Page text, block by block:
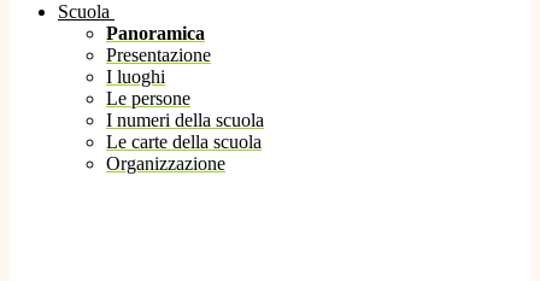
Scuola
Panoramica
Presentazione
I luoghi
Le persone
I numeri della scuola
Le carte della scuola
Organizzazione